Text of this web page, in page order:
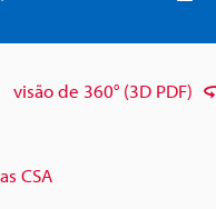
visão de 360° (3D PDF)
CSA